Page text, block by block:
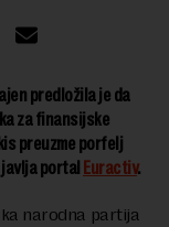
predložila je da
za finansijske
preuzme porfelj
portal Euractiv.
narodna partija